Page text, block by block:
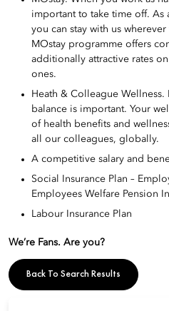
important to take time off. As
you can stay with us
MOstay programme offers
additionally attractive rates
ones.
Heath & Colleague
balance is important. Your
of health benefits and
all our colleagues, globally.
A competitive salary and
Social Insurance Plan –
Employees Welfare Pension
Labour Insurance Plan
We’re Fans. Are you?
Back To Search Results